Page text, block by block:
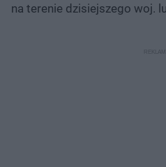
na terenie dzisiejszego woj.